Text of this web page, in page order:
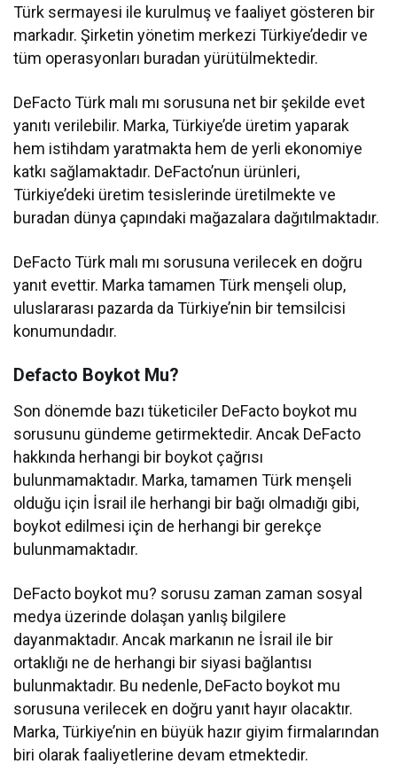
Türk sermayesi ile kurulmuş ve faaliyet gösteren bir
markadır. Şirketin yönetim merkezi Türkiye’dedir ve
tüm operasyonları buradan yürütülmektedir.
DeFacto Türk malı mı sorusuna net bir şekilde evet
yanıtı verilebilir. Marka, Türkiye’de üretim yaparak
hem istihdam yaratmakta hem de yerli ekonomiye
katkı sağlamaktadır. DeFacto’nun ürünleri,
Türkiye’deki üretim tesislerinde üretilmekte ve
buradan dünya çapındaki mağazalara dağıtılmaktadır.
DeFacto Türk malı mı sorusuna verilecek en doğru
yanıt evettir. Marka tamamen Türk menşeli olup,
uluslararası pazarda da Türkiye’nin bir temsilcisi
konumundadır.
Defacto Boykot Mu?
Son dönemde bazı tüketiciler DeFacto boykot mu
sorusunu gündeme getirmektedir. Ancak DeFacto
hakkında herhangi bir boykot çağrısı
bulunmamaktadır. Marka, tamamen Türk menşeli
olduğu için İsrail ile herhangi bir bağı olmadığı gibi,
boykot edilmesi için de herhangi bir gerekçe
bulunmamaktadır.
DeFacto boykot mu? sorusu zaman zaman sosyal
medya üzerinde dolaşan yanlış bilgilere
dayanmaktadır. Ancak markanın ne İsrail ile bir
ortaklığı ne de herhangi bir siyasi bağlantısı
bulunmaktadır. Bu nedenle, DeFacto boykot mu
sorusuna verilecek en doğru yanıt hayır olacaktır.
Marka, Türkiye’nin en büyük hazır giyim firmalarından
biri olarak faaliyetlerine devam etmektedir.